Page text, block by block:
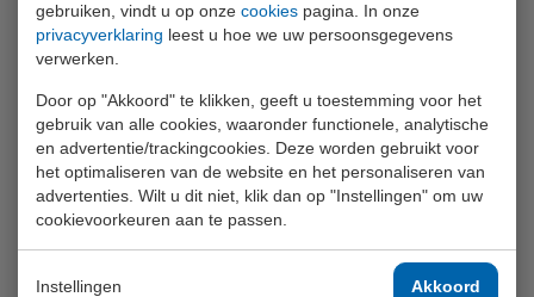
gebruiken, vindt u op onze cookies pagina. In onze
privacyverklaring leest u hoe we uw persoonsgegevens
verwerken.
Door op "Akkoord" te klikken, geeft u toestemming voor het
gebruik van alle cookies, waaronder functionele, analytische
en advertentie/trackingcookies. Deze worden gebruikt voor
het optimaliseren van de website en het personaliseren van
advertenties. Wilt u dit niet, klik dan op "Instellingen" om uw
cookievoorkeuren aan te passen.
Instellingen Akkoord